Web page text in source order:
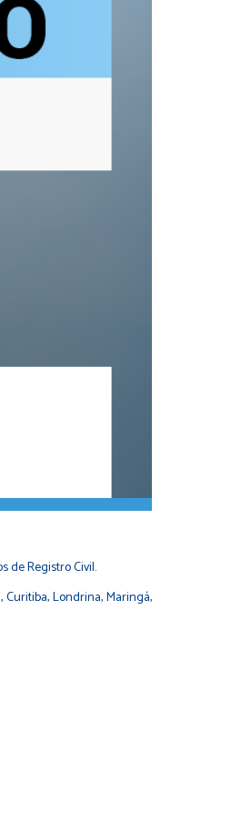
de Registro Civil.
Londrina, Maringá,